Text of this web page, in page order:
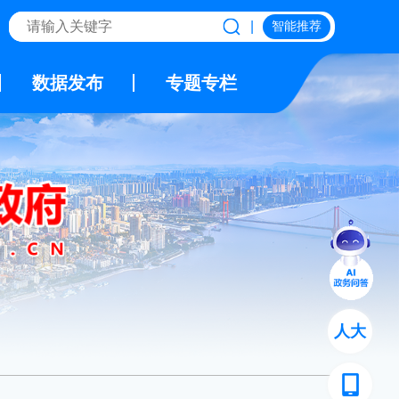
智能推荐
数据发布 专题专栏
人大